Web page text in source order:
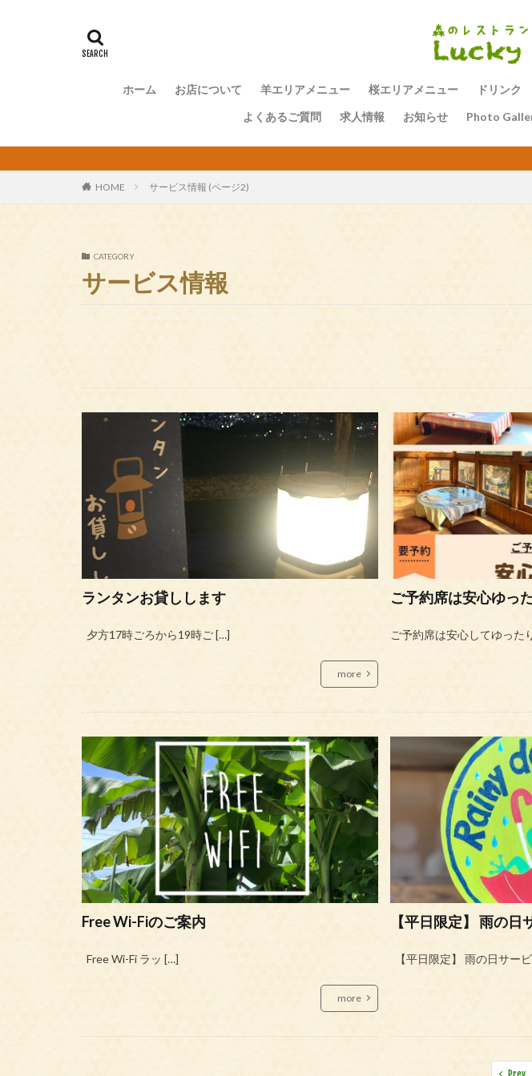
ホーム お店について 羊エリアメニュー 桜エリアメニュー ドリンク
よくあるご質問
求人情報 お知らせ Photo
🇱🇰7/24(
HOME サービス情報 (ページ2)
CATEGORY
サービス情報
ランタンお貸しします
夕方17時ごろから19時ご […]
more
ご予約席は安心ゆっ
ご予約席は安心してゆった
Free Wi-Fiのご案内
Free Wi-Fi ラッ […]
more
【平日限定】 雨の日
【平日限定】 雨の日サー